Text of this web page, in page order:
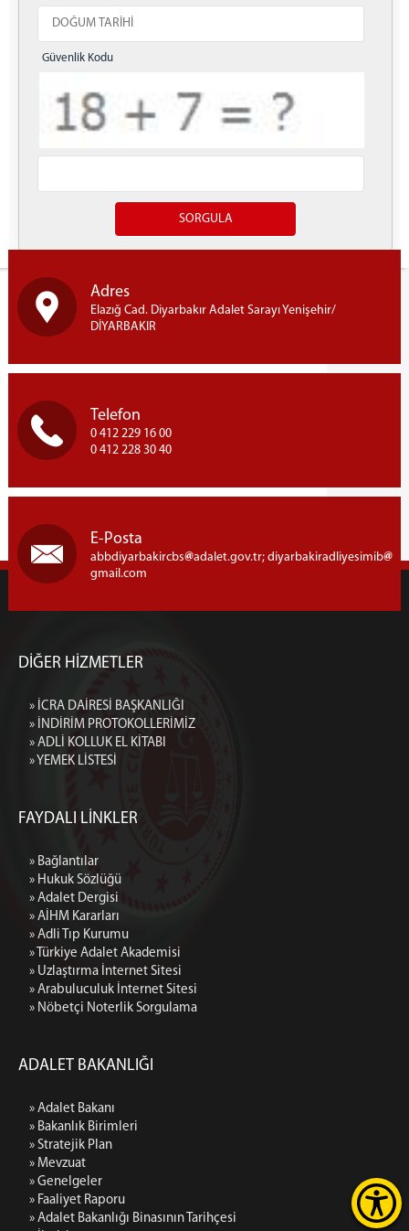
Güvenlik Kodu
Yazdır
Adres
Elazığ Cad. Diyarbakır Adalet Sarayı Yenişehir/
DİYARBAKIR
Telefon
0 412 229 16 00
0 412 228 30 40
E-Posta
abbdiyarbakircbs
adalet.gov.tr; diyarbakiradliyesimib
gmail.com
DİĞER HİZMETLER
» İCRA DAİRESİ BAŞKANLIĞI
» İNDİRİM PROTOKOLLERİMİZ
» ADLİ KOLLUK EL KİTABI
» YEMEK LİSTESİ
FAYDALI LİNKLER
» Bağlantılar
» Hukuk Sözlüğü
» Adalet Dergisi
» AİHM Kararları
» Adli Tıp Kurumu
» Türkiye Adalet Akademisi
» Uzlaştırma İnternet Sitesi
» Arabuluculuk İnternet Sitesi
» Nöbetçi Noterlik Sorgulama
ADALET BAKANLIĞI
» Adalet Bakanı
» Bakanlık Birimleri
» Stratejik Plan
» Mevzuat
» Genelgeler
» Faaliyet Raporu
» Adalet Bakanlığı Binasının Tarihçesi